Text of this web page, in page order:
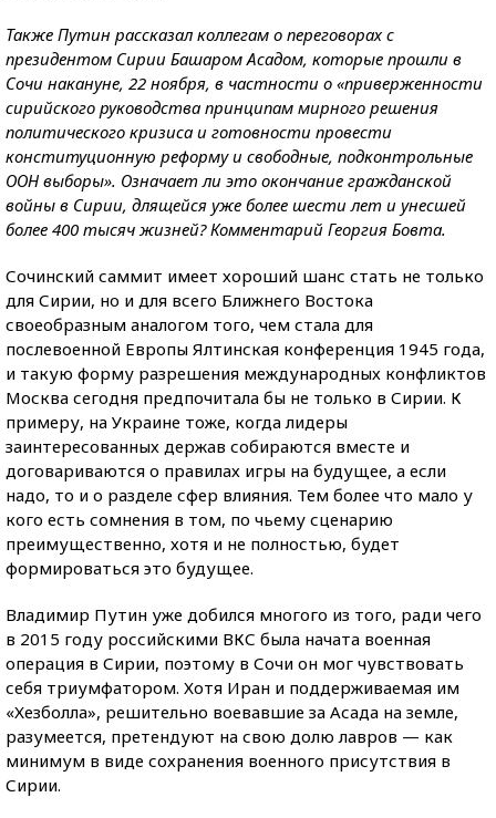
Также Путин рассказал коллегам о переговорах с
президентом Сирии Башаром Асадом, которые прошли в
Сочи накануне, 22 ноября, в частности о «приверженности
сирийского руководства принципам мирного решения
политического кризиса и готовности провести
конституционную реформу и свободные, подконтрольные
ООН выборы». Означает ли это окончание гражданской
войны в Сирии, длящейся уже более шести лет и унесшей
более 400 тысяч жизней? Комментарий Георгия Бовта.
Сочинский саммит имеет хороший шанс стать не только
для Сирии, но и для всего Ближнего Востока
своеобразным аналогом того, чем стала для
послевоенной Европы Ялтинская конференция 1945 года,
и такую форму разрешения международных конфликтов
Москва сегодня предпочитала бы не только в Сирии. К
примеру, на Украине тоже, когда лидеры
заинтересованных держав собираются вместе и
договариваются о правилах игры на будущее, а если
надо, то и о разделе сфер влияния. Тем более что мало у
кого есть сомнения в том, по чьему сценарию
преимущественно, хотя и не полностью, будет
формироваться это будущее.
Владимир Путин уже добился многого из того, ради чего
в 2015 году российскими ВКС была начата военная
операция в Сирии, поэтому в Сочи он мог чувствовать
себя триумфатором. Хотя Иран и поддерживаемая им
«Хезболла», решительно воевавшие за Асада на земле,
разумеется, претендуют на свою долю лавров — как
минимум в виде сохранения военного присутствия в
Сирии.